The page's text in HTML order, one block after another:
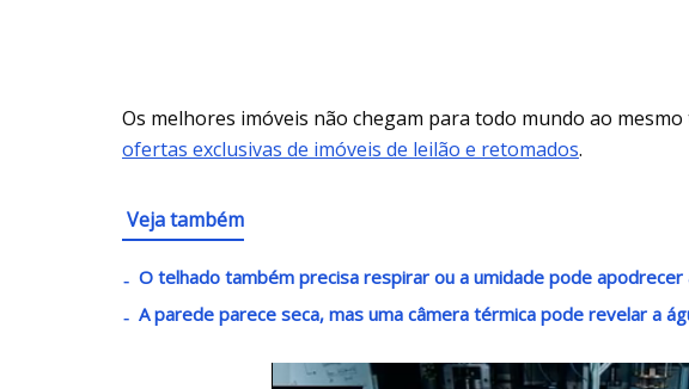
Os melhores imóveis não chegam para todo mundo ao mesmo
ofertas exclusivas de imóveis de leilão e retomados.
Veja também
O telhado também precisa respirar ou a umidade pode
A parede parece seca, mas uma câmera térmica pode revelar a